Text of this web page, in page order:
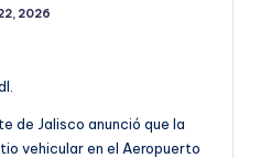
2026
de Jalisco anunció que la
vehicular en el Aeropuerto